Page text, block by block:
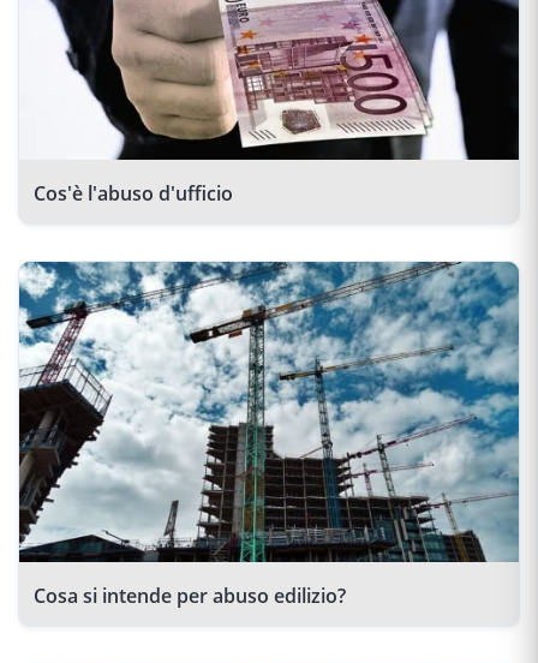
Cos'è l'abuso d'ufficio
Cosa si intende per abuso edilizio?